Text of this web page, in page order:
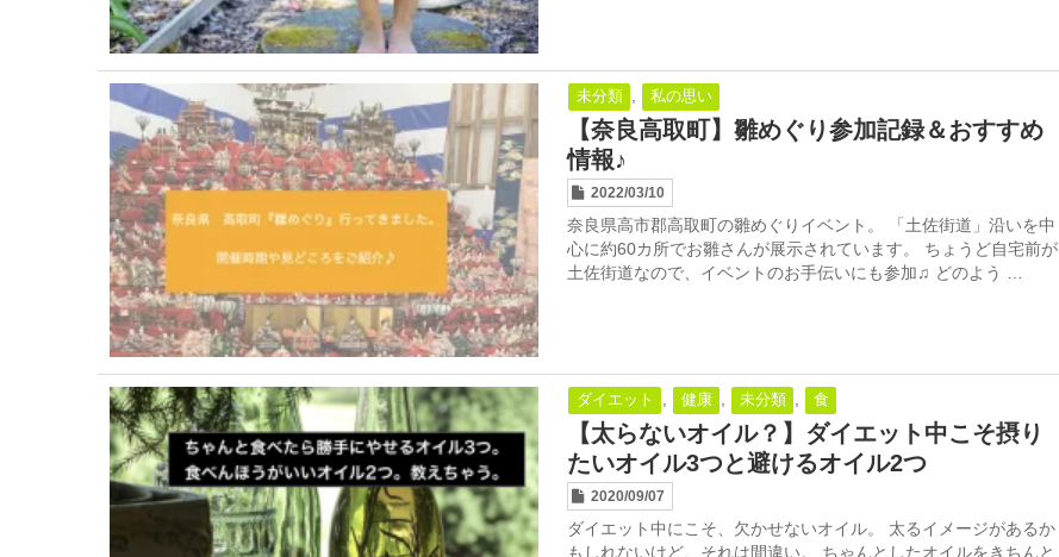
未分類 , 私の思い
【奈良高取町】雛めぐり参加記録＆おすすめ
情報♪
2022/03/10
奈良県高市郡高取町の雛めぐりイベント。 「土佐街道」沿いを中
心に約60カ所でお雛さんが展示されています。 ちょうど自宅前が
土佐街道なので、イベントのお手伝いにも参加♫ どのよう …
ダイエット , 健康 , 未分類 , 食
【太らないオイル？】ダイエット中こそ摂り
たいオイル3つと避けるオイル2つ
2020/09/07
ダイエット中にこそ、欠かせないオイル。 太るイメージがあるか
もしれないけど、それは間違い。 ちゃんとしたオイルをきちんと